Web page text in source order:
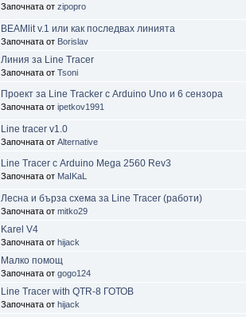
Започната от zipopro
BEAMlit v.1 или как последвах линията
Започната от Borislav
Линия за Line Tracer
Започната от Tsoni
Проект за Line Tracker с Arduino Uno и 6 сензора
Започната от ipetkov1991
Line tracer v1.0
Започната от Alternative
Line Tracer с Arduino Mega 2560 Rev3
Започната от MaIKaL
Лесна и бърза схема за Line Tracer (работи)
Започната от mitko29
Karel V4
Започната от hijack
Малко помощ
Започната от gogo124
Line Tracer with QTR-8 ГОТОВ
Започната от hijack